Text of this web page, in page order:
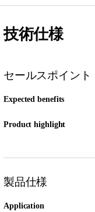
技術仕様
セールスポイント
Expected benefits
Product highlight
製品仕様
Application